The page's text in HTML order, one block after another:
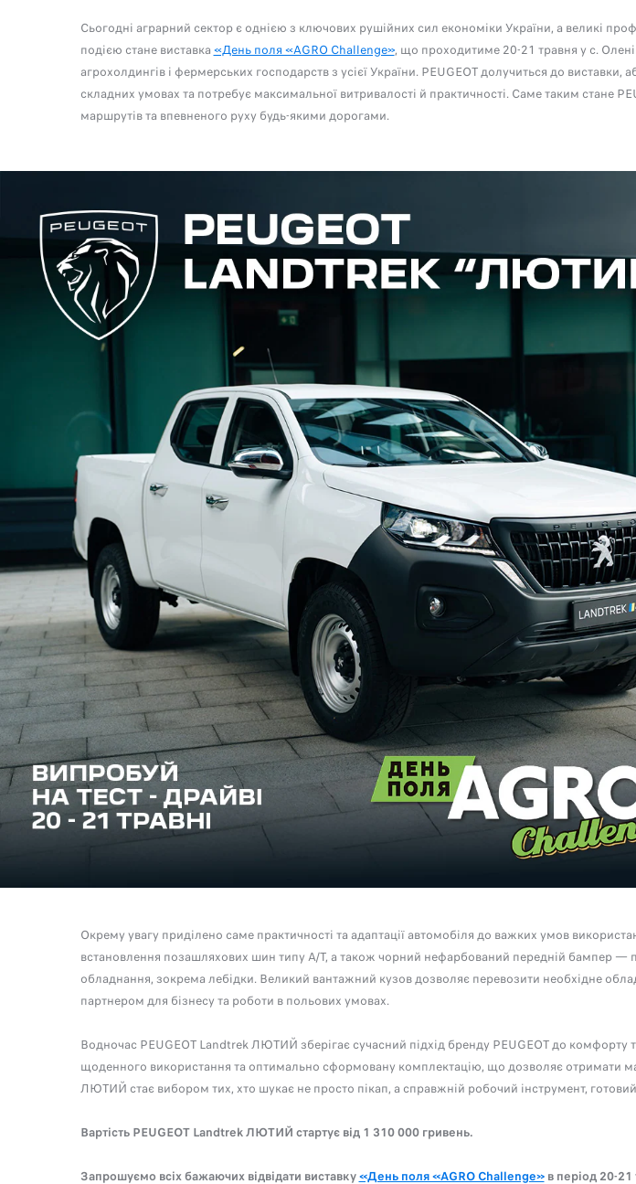
Сьогодні аграрний сектор є однією з ключових рушійних сил економіки України, а великі
подією стане виставка «День поля «AGRO Challenge», що проходитиме 20-21 травня у с.
агрохолдингів і фермерських господарств з усієї України. PEUGEOT долучиться до
складних умовах та потребує максимальної витривалості й практичності. Саме таким
маршрутів та впевненого руху будь-якими дорогами.
Окрему увагу приділено саме практичності та адаптації автомобіля до важких умов
встановлення позашляхових шин типу А/Т, а також чорний нефарбований передній бампер —
обладнання, зокрема лебідки. Великий вантажний кузов дозволяє перевозити необхідне
партнером для бізнесу та роботи в польових умовах.
Водночас PEUGEOT Landtrek ЛЮТИЙ зберігає сучасний підхід бренду PEUGEOT до
щоденного використання та оптимально сформовану комплектацію, що дозволяє отримати
ЛЮТИЙ стає вибором тих, хто шукає не просто пікап, а справжній робочий інструмент,
Вартість PEUGEOT Landtrek ЛЮТИЙ стартує від 1 310 000 гривень.
Запрошуємо всіх бажаючих відвідати виставку«День поля «AGRO Challenge»в період 20-21